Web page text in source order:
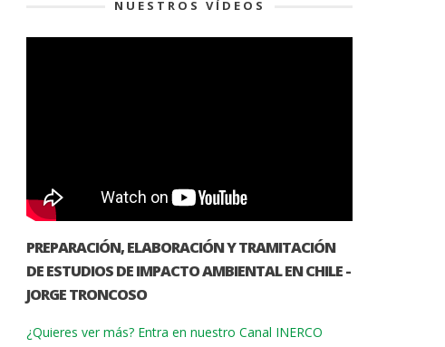
NUESTROS VÍDEOS
PREPARACIÓN, ELABORACIÓN Y TRAMITACIÓN
DE ESTUDIOS DE IMPACTO AMBIENTAL EN CHILE -
JORGE TRONCOSO
¿Quieres ver más? Entra en nuestro Canal INERCO